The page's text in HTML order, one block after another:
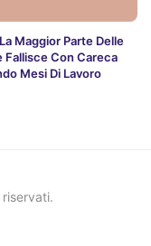
Maggior Parte Delle
Fallisce Con Careca
Mesi Di Lavoro